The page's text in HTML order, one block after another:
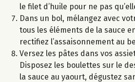
le filet d’huile pour ne pas
Dans un bol, mélangez avec
tous les éléments de la sauce
rectifiez l’assaisonnement au
Versez les pâtes dans vos
Disposez les boulettes sur le
la sauce au yaourt, dégustez